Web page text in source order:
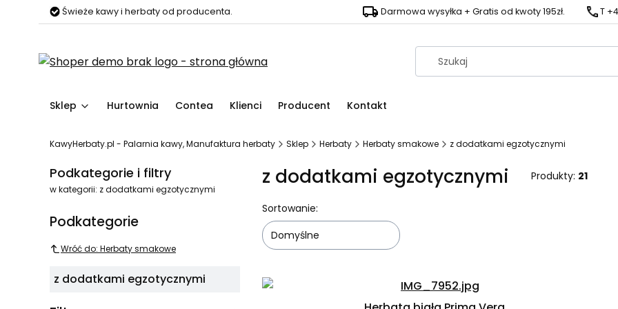
Świeże kawy i herbaty od producenta. Darmowa wysyłka + Gratis od kwoty 195zł. T
Sklep Hurtownia Contea Klienci Producent Kontakt
KawyHerbaty.pl - Palarnia kawy, Manufaktura herbaty Sklep Herbaty Herbaty smakowe z dodatkami egzotycznymi
Podkategorie i filtry
w kategorii: z dodatkami egzotycznymi
Podkategorie
Wróć do: Herbaty smakowe
z dodatkami egzotycznymi
z dodatkami egzotycznymi Produkty: 21
Lista produktów
Sortowanie:
Domyślne